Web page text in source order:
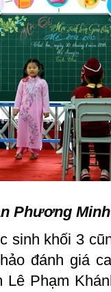
Phương
sinh khối 3
đánh giá
Lê Phạm